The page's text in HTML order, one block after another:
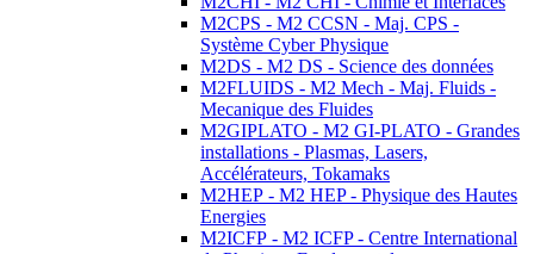
M2CPS - M2 CCSN - Maj. CPS -
Système Cyber Physique
M2DS - M2 DS - Science des données
M2FLUIDS - M2 Mech - Maj. Fluids -
Mecanique des Fluides
M2GIPLATO - M2 GI-PLATO - Grandes
installations - Plasmas, Lasers,
Accélérateurs, Tokamaks
M2HEP - M2 HEP - Physique des Hautes
Energies
M2ICFP - M2 ICFP - Centre International